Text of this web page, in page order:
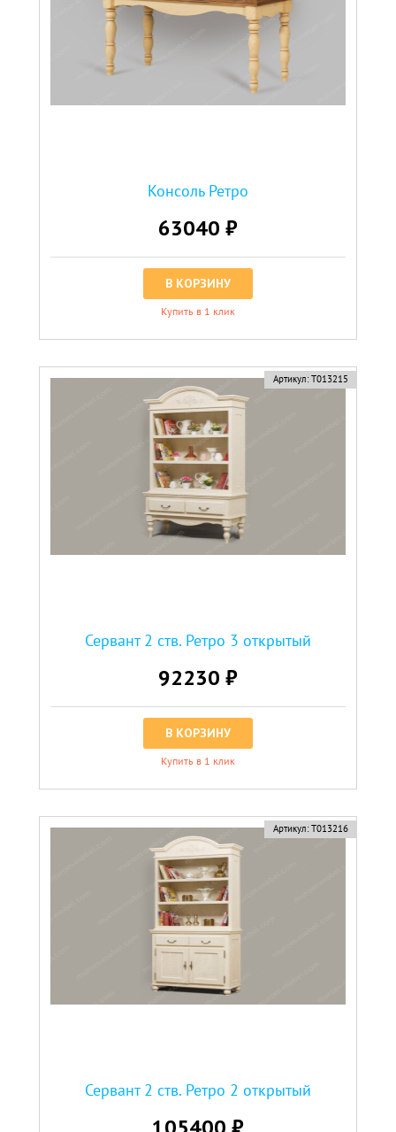
Консоль Ретро
63040 ₽
В КОРЗИНУ
Купить в 1 клик
Артикул: Т013215
Сервант 2 ств. Ретро 3 открытый
92230 ₽
В КОРЗИНУ
Купить в 1 клик
Артикул: Т013216
Сервант 2 ств. Ретро 2 открытый